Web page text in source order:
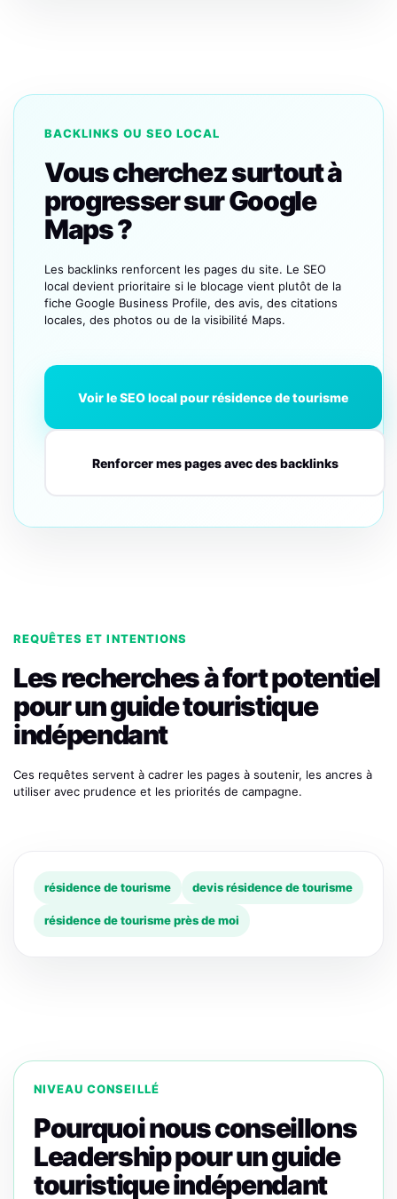
BACKLINKS OU SEO LOCAL
Vous cherchez surtout à
progresser sur Google
Maps ?
Les backlinks renforcent les pages du site. Le SEO
local devient prioritaire si le blocage vient plutôt de la
fiche Google Business Profile, des avis, des citations
locales, des photos ou de la visibilité Maps.
Voir le SEO local pour résidence de tourisme
Renforcer mes pages avec des backlinks
REQUÊTES ET INTENTIONS
Les recherches à fort potentiel
pour un guide touristique
indépendant
Ces requêtes servent à cadrer les pages à soutenir, les ancres à
utiliser avec prudence et les priorités de campagne.
résidence de tourisme devis résidence de tourisme
résidence de tourisme près de moi
NIVEAU CONSEILLÉ
Pourquoi nous conseillons
Leadership pour un guide
touristique indépendant